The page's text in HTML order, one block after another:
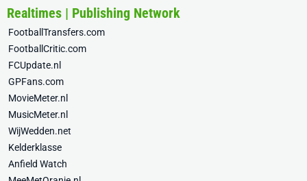
Realtimes | Publishing Network
FootballTransfers.com
FootballCritic.com
FCUpdate.nl
GPFans.com
MovieMeter.nl
MusicMeter.nl
WijWedden.net
Kelderklasse
Anfield Watch